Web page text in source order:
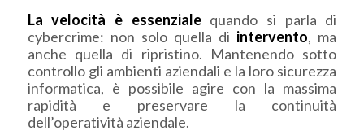
La velocità è essenzialequando si parla di
cybercrime: non solo quella di intervento, ma
anche quella di ripristino. Mantenendo sotto
controllo gli ambienti aziendali e la loro sicurezza
informatica, è possibile agire con la massima
rapidità e preservare la continuità
dell’operatività aziendale.